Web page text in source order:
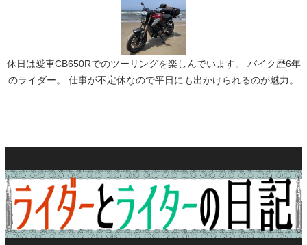
休日は愛車CB650Rでのツーリングを楽しんでいます。 バイク歴6年
のライダー。 仕事が不定休なので平日にも出かけられるのが魅力。